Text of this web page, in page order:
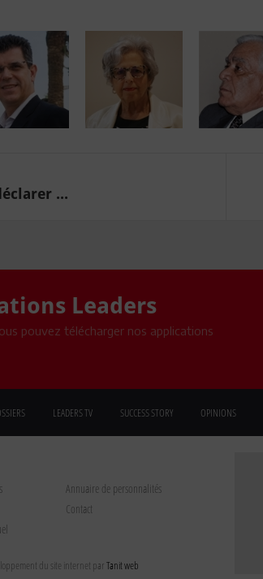
...
Leaders
pouvez télécharger nos applications
LEADERS TV SUCCESS STORY OPINIONS
Annuaire de personnalités
Contact
du site internet parTanit web